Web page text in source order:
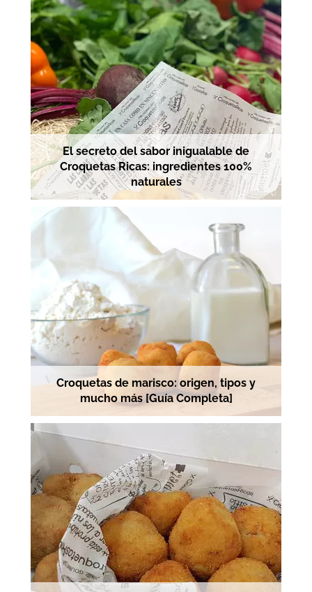
El secreto del sabor inigualable de
Croquetas Ricas: ingredientes 100%
naturales
Croquetas de marisco: origen, tipos y
mucho más [Guía Completa]